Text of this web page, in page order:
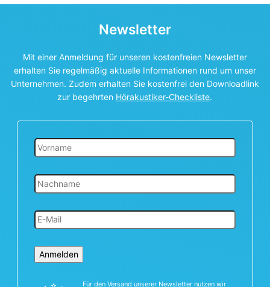
Newsletter
Mit einer Anmeldung für unseren kostenfreien Newsletter
erhalten Sie regelmäßig aktuelle Informationen rund um unser
Unternehmen. Zudem erhalten Sie kostenfrei den Downloadlink
zur begehrten Hörakustiker-Checkliste.
Anmelden
Für den Versand unserer Newsletter nutzen wir